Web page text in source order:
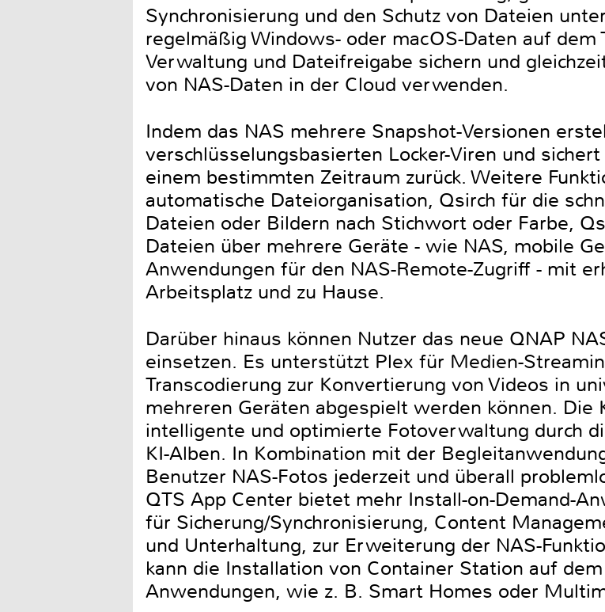
Synchronisierung und den Schutz von Dateien
regelmäßig Windows- oder macOS-Daten auf dem
Verwaltung und Dateifreigabe sichern und
von NAS-Daten in der Cloud verwenden.
Indem das NAS mehrere Snapshot-Versionen
verschlüsselungsbasierten Locker-Viren und
einem bestimmten Zeitraum zurück. Weitere
automatische Dateiorganisation, Qsirch für die
Dateien oder Bildern nach Stichwort oder Farbe,
Dateien über mehrere Geräte - wie NAS, mobile
Anwendungen für den NAS-Remote-Zugriff - mit
Arbeitsplatz und zu Hause.
Darüber hinaus können Nutzer das neue QNAP
einsetzen. Es unterstützt Plex für Medien-
Transcodierung zur Konvertierung von Videos in
mehreren Geräten abgespielt werden können.
intelligente und optimierte Fotoverwaltung durch
KI-Alben. In Kombination mit der
Benutzer NAS-Fotos jederzeit und überall
QTS App Center bietet mehr Install-on-Demand-
für Sicherung/Synchronisierung, Content
und Unterhaltung, zur Erweiterung der NAS-
kann die Installation von Container Station auf
Anwendungen, wie z. B. Smart Homes oder